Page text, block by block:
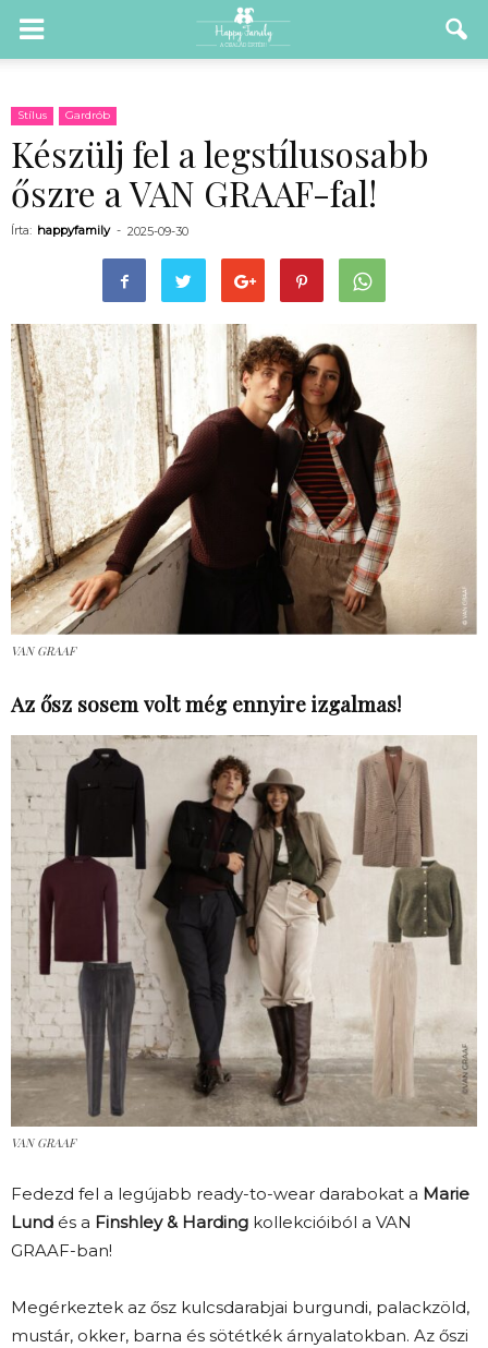
Stílus Gardrób
Készülj fel a legstílusosabb
őszre a VAN GRAAF-fal!
Írta: happyfamily - 2025-09-30
VAN GRAAF
Az ősz sosem volt még ennyire izgalmas!
VAN GRAAF
Fedezd fel a legújabb ready-to-wear darabokat a Marie
Lund és a Finshley & Harding kollekcióiból a VAN
GRAAF-ban!
Megérkeztek az ősz kulcsdarabjai burgundi, palackzöld,
mustár, okker, barna és sötétkék árnyalatokban. Az őszi